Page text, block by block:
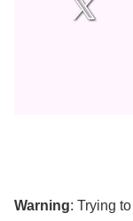
Warning: Trying